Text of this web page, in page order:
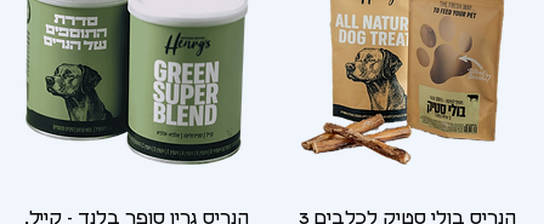
הנריס בולי סטיק לכלבים 3
הנריס גרין סופר בלנד - קייל,